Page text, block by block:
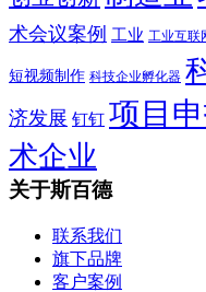
术会议案例 工业 工业互联
短视频制作 科技企业孵化器
济发展 钉钉 项目
术企业
关于斯百德
联系我们
旗下品牌
客户案例